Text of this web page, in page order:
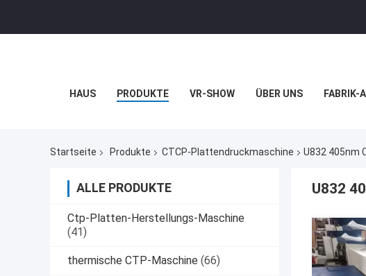
HAUS PRODUKTE VR-SHOW ÜBER UNS FABRIK-
Startseite Produkte CTCP-Plattendruckmaschine U832 405nm
ALLE PRODUKTE
Ctp-Platten-Herstellungs-Maschine
(41)
thermische CTP-Maschine (66)
U832